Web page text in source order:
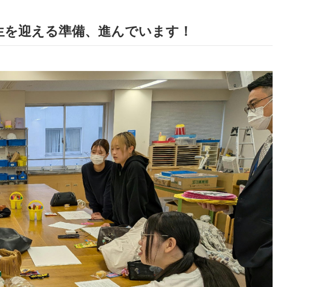
を迎える準備、進んでいます！